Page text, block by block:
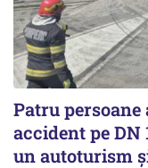
Patru
accident pe
un autoturism